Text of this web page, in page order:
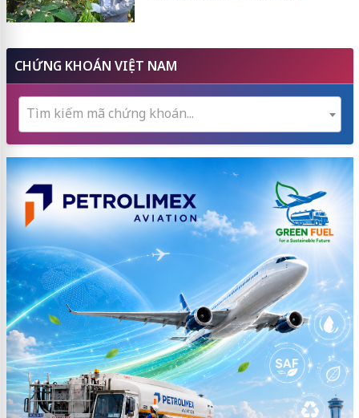
CHỨNG KHOÁN VIỆT NAM
Tìm kiếm mã chứng khoán...